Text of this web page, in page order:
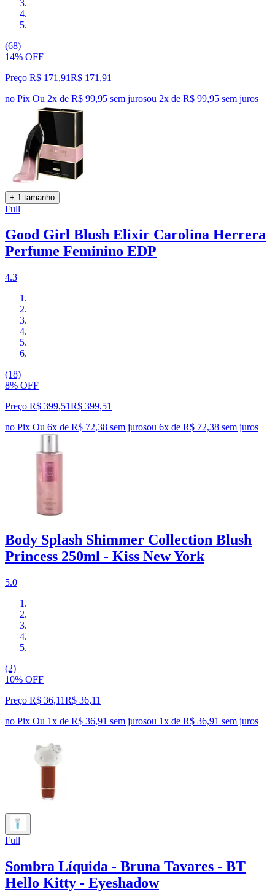
(68)
14% OFF
Preço R$ 171,91R$ 171 ,91
no Pix Ou 2x de R$ 99,95 sem jurosou 2x de R$ 99,95 sem juros
+ 1 tamanho
Full
Good Girl Blush Elixir Carolina Herrera
Perfume Feminino EDP
4.3
(18)
8% OFF
Preço R$ 399,51R$ 399,51
no Pix Ou 6x de R$ 72,38 sem jurosou 6x de R$ 72,38 sem juros
Body Splash Shimmer Collection Blush
Princess 250ml - Kiss New York
5.0
(2)
10% OFF
Preço R$ 36,11R$ 36,11
no Pix Ou 1x de R$ 36,91 sem jurosou 1x de R$ 36,91 sem juros
Full
Sombra Líquida - Bruna Tavares - BT
Hello Kitty - Eyeshadow